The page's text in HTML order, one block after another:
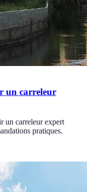
un carreleur
un carreleur expert
pratiques.